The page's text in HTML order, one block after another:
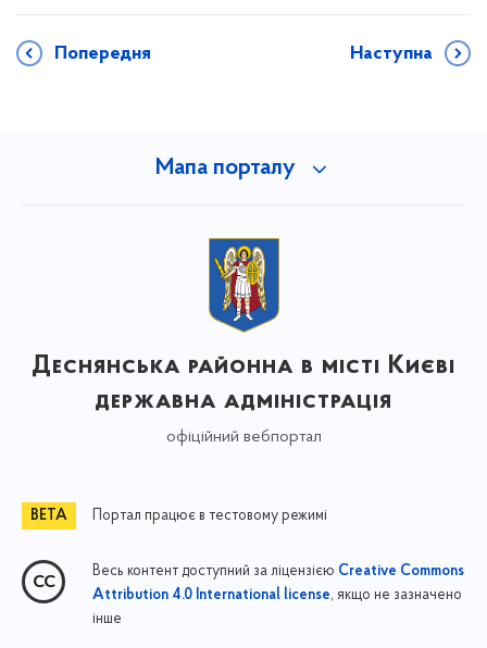
Попередня Наступна
Мапа порталу
Деснянська районна в місті Києві
державна адміністрація
офіційний вебпортал
Портал працює в тестовому режимі
Весь контент доступний за ліцензією Creative Commons
Attribution 4.0 International license, якщо не зазначено
інше